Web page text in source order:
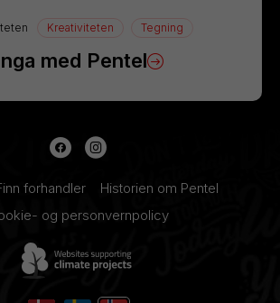
Kreativiteten Tegning
med Pentel
forhandler
Historien om Pentel
og personvernpolicy